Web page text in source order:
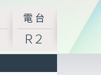
電台
R2